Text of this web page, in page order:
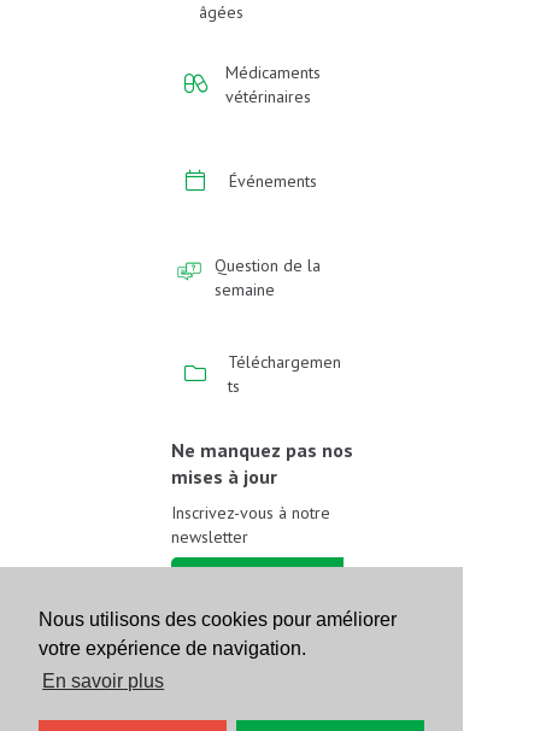
Nous utilisons des cookies pour améliorer
votre expérience de navigation.
En savoir plus
âgées
Médicaments
vétérinaires
Événements
Question de la
semaine
Téléchargemen
ts
Ne manquez pas nos
mises à jour
Inscrivez-vous à notre
newsletter
Suivez-nous sur les